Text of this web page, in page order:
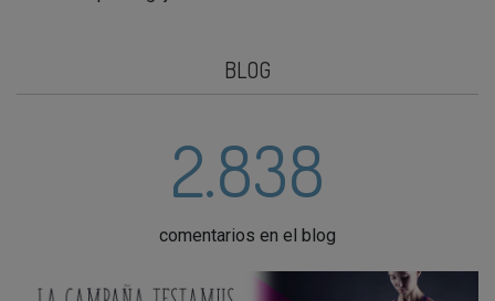
BLOG
2.838
comentarios en el blog